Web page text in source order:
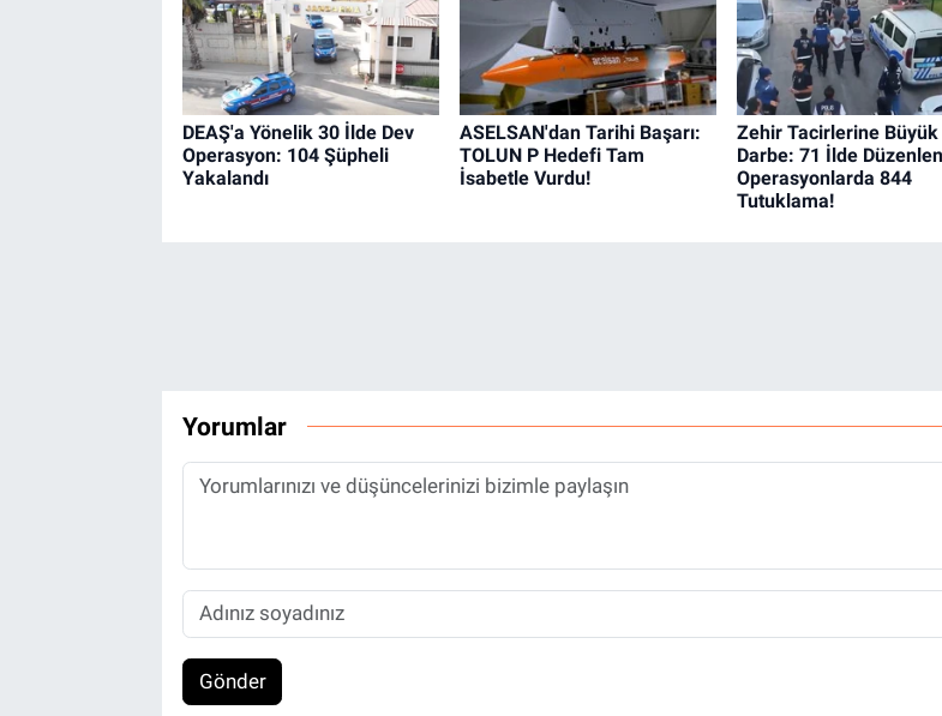
DEAŞ'a Yönelik 30 İlde Dev
Operasyon: 104 Şüpheli
Yakalandı
ASELSAN'dan Tarihi Başarı:
TOLUN P Hedefi Tam
İsabetle Vurdu!
Zehir Tacirlerine Büyük
Darbe: 71 İlde
Operasyonlarda 844
Tutuklama!
Yorumlar
Gönder